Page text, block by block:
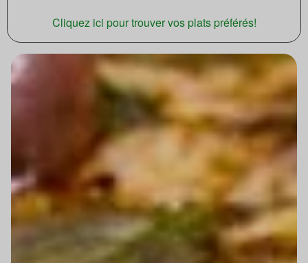
Cliquez ici pour trouver vos plats préférés!